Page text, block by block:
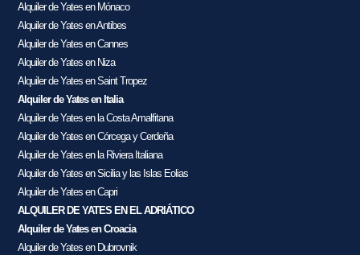
Alquiler de Yates en Mónaco
Alquiler de Yates en Antibes
Alquiler de Yates en Cannes
Alquiler de Yates en Niza
Alquiler de Yates en Saint Tropez
Alquiler de Yates en Italia
Alquiler de Yates en la Costa Amalfitana
Alquiler de Yates en Córcega y Cerdeña
Alquiler de Yates en la Riviera Italiana
Alquiler de Yates en Sicilia y las Islas Eolias
Alquiler de Yates en Capri
ALQUILER DE YATES EN EL ADRIÁTICO
Alquiler de Yates en Croacia
Alquiler de Yates en Dubrovnik